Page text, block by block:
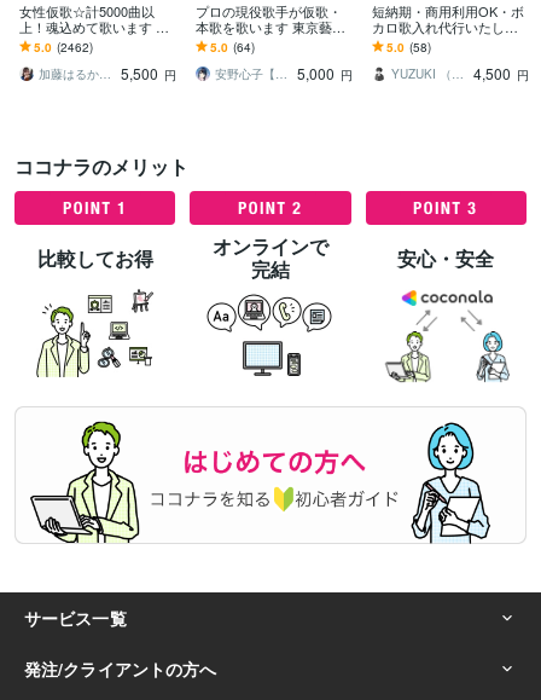
女性仮歌☆計5000曲以
上！魂込めて歌います エ
ディットが楽♪すぐ提出可
能♪毎月採用♪テレビ出演
有♪
5.0 (2462)
加藤はるか_Sing
5,500 円
プロの現役歌手が仮歌・
本歌を歌います 東京藝術
大学声楽科卒業！あなた
の大事な一曲を歌います
5.0 (64)
安野心子【安心さん】
5,000 円
短納期・商用利用OK・ボ
カロ歌入れ代行いたしま
す 曲に寄り添うボカロ歌
唱を丁寧にお作りします
(可不ございます)
5.0 (58)
YUZUKI （ゆずき）
4,500 円
ココナラのメリット
比較してお得
オンラインで
完結
安心・安全